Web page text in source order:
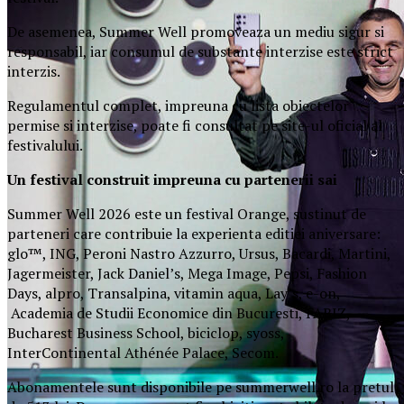
De asemenea, Summer Well promoveaza un mediu sigur si
responsabil, iar consumul de substante interzise este strict
interzis.
Regulamentul complet, impreuna cu lista obiectelor
permise si interzise, poate fi consultat pe site-ul oficial al
festivalului.
Un festival construitimpreuna cu partenerii sai
Summer Well 2026 este un festival Orange, sustinut de
parteneri care contribuie la experienta editiei aniversare:
glo™, ING, Peroni Nastro Azzurro, Ursus, Bacardi, Martini,
Jagermeister, Jack Daniel’s, Mega Image, Pepsi, Fashion
Days, alpro, Transalpina, vitamin aqua, Lay’s, e-on,
Academia de Studii Economice din Bucuresti, FABIZ,
Bucharest Business School, biciclop, syoss,
InterContinental Athénée Palace, Secom.
Abonamentele sunt disponibile pe summerwell.ro la pretul